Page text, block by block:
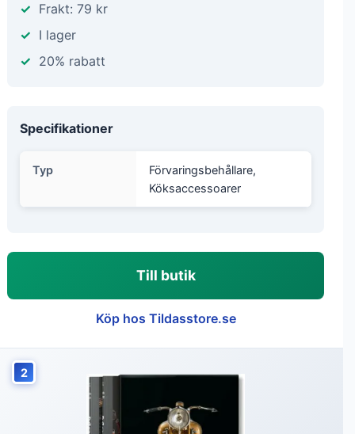
Frakt: 79 kr
I lager
20% rabatt
Specifikationer
Typ
Förvaringsbehållare,
Köksaccessoarer
Till butik
Köp hos Tildasstore.se
2